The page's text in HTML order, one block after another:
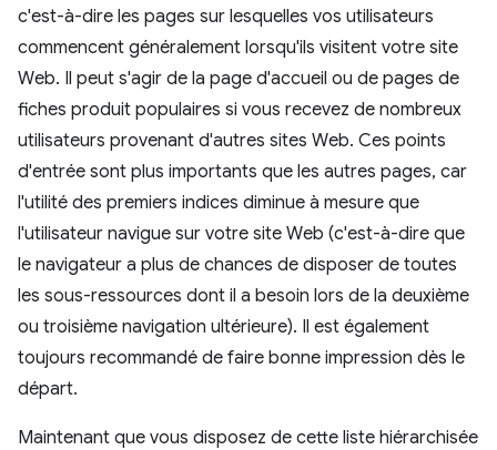
c'est-à-dire les pages sur lesquelles vos utilisateurs
commencent généralement lorsqu'ils visitent votre site
Web. Il peut s'agir de la page d'accueil ou de pages de
fiches produit populaires si vous recevez de nombreux
utilisateurs provenant d'autres sites Web. Ces points
d'entrée sont plus importants que les autres pages, car
l'utilité des premiers indices diminue à mesure que
l'utilisateur navigue sur votre site Web (c'est-à-dire que
le navigateur a plus de chances de disposer de toutes
les sous-ressources dont il a besoin lors de la deuxième
ou troisième navigation ultérieure). Il est également
toujours recommandé de faire bonne impression dès le
départ.
Maintenant que vous disposez de cette liste hiérarchisée